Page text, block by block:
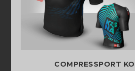
COMPRESSPORT